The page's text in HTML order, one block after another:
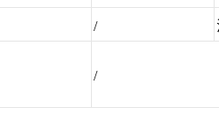
/
/